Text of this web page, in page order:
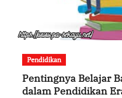
Pendidikan
Pentingnya Belajar
dalam Pendidikan